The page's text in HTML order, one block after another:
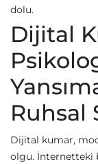
dolu.
Dijital
Ruhsal
Dijital kumar,
olgu. İnternetteki